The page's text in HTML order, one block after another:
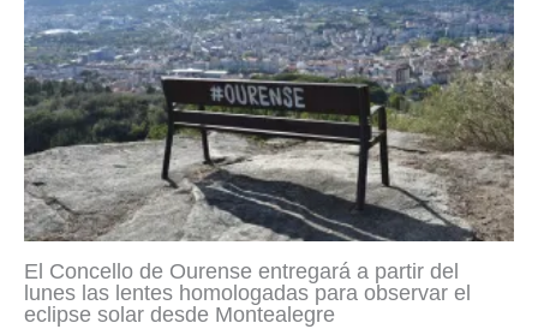
El Concello de Ourense entregará a partir del
lunes las lentes homologadas para observar el
eclipse solar desde Montealegre